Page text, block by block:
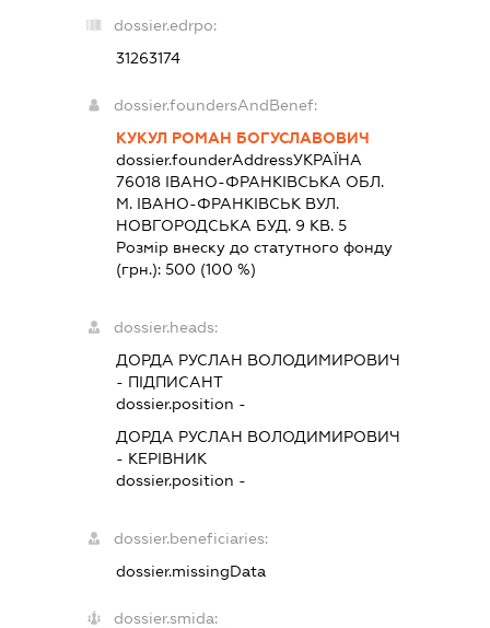
dossier.edrpo:
31263174
dossier.foundersAndBenef:
КУКУЛ РОМАН БОГУСЛАВОВИЧ
dossier.founderAddressУКРАЇНА
76018 IВАНО-ФРАНКIВСЬКА ОБЛ.
М. ІВАНО-ФРАНКІВСЬК ВУЛ.
НОВГОРОДСЬКА БУД. 9 КВ. 5
Розмір внеску до статутного фонду
(грн.):500 (100 %)
dossier.heads:
ДОРДА РУСЛАН ВОЛОДИМИРОВИЧ
- ПІДПИСАНТ
dossier.position -
ДОРДА РУСЛАН ВОЛОДИМИРОВИЧ
- КЕРІВНИК
dossier.position -
dossier.beneficiaries:
dossier.missingData
dossier.smida: